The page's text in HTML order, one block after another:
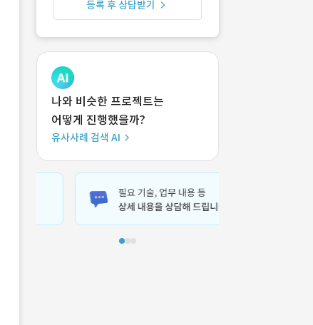
등록 후 상담받기
나와 비슷한 프로젝트는
어떻게 진행했을까?
유사사례 검색 AI